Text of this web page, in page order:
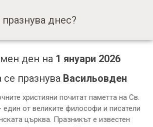
ден на 1 януари 2026
се празнува Васильовден
християни почитат паметта на Св.
един от великите философи и писатели
църква. Празникът е известен